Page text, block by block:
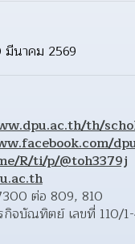
มีนาคม 2569
th/
R/ti/p/@toh3379j
ต่อ 809, 810
จบัณทิตย์ เลขที่ 110/